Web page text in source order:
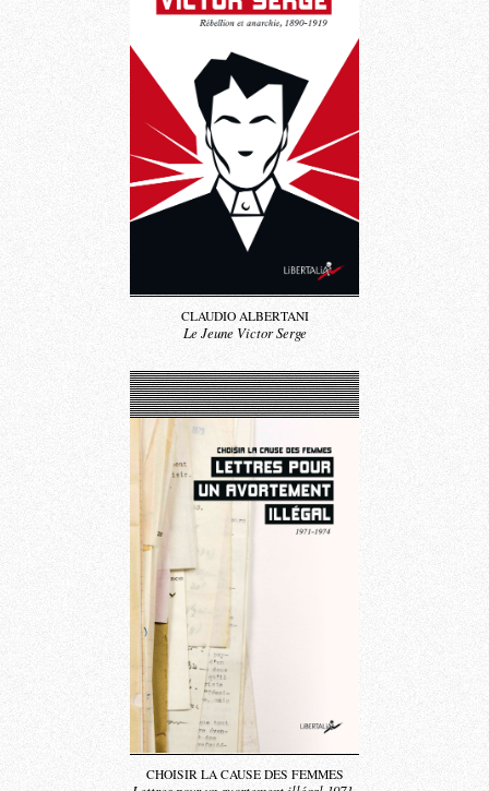
CLAUDIO ALBERTANI
Le Jeune Victor Serge
CHOISIR LA CAUSE DES FEMMES